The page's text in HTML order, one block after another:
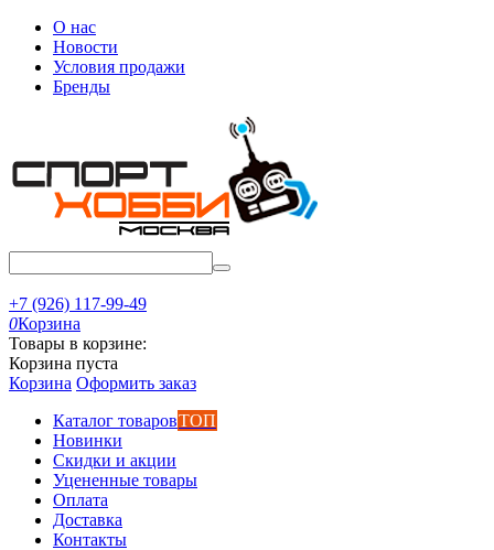
О нас
Новости
Условия продажи
Бренды
+7 (926) 117-99-49
0Корзина
Товары в корзине:
Корзина пуста
Корзина Оформить заказ
Каталог товаровТОП
Новинки
Скидки и акции
Уцененные товары
Оплата
Доставка
Контакты